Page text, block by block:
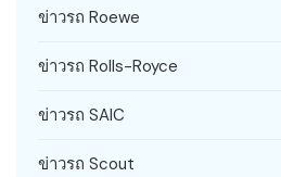
ข่าวรถ Roewe
ข่าวรถ Rolls-Royce
ข่าวรถ SAIC
ข่าวรถ Scout